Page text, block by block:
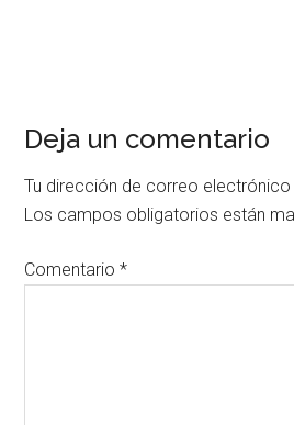
Deja un comentario
Tu dirección de correo
Los campos obligatorios están
Comentario*